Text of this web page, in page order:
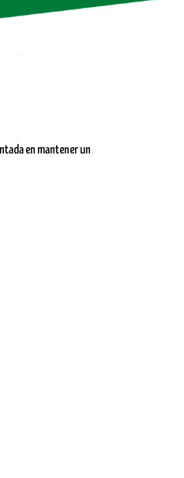
en mantener un